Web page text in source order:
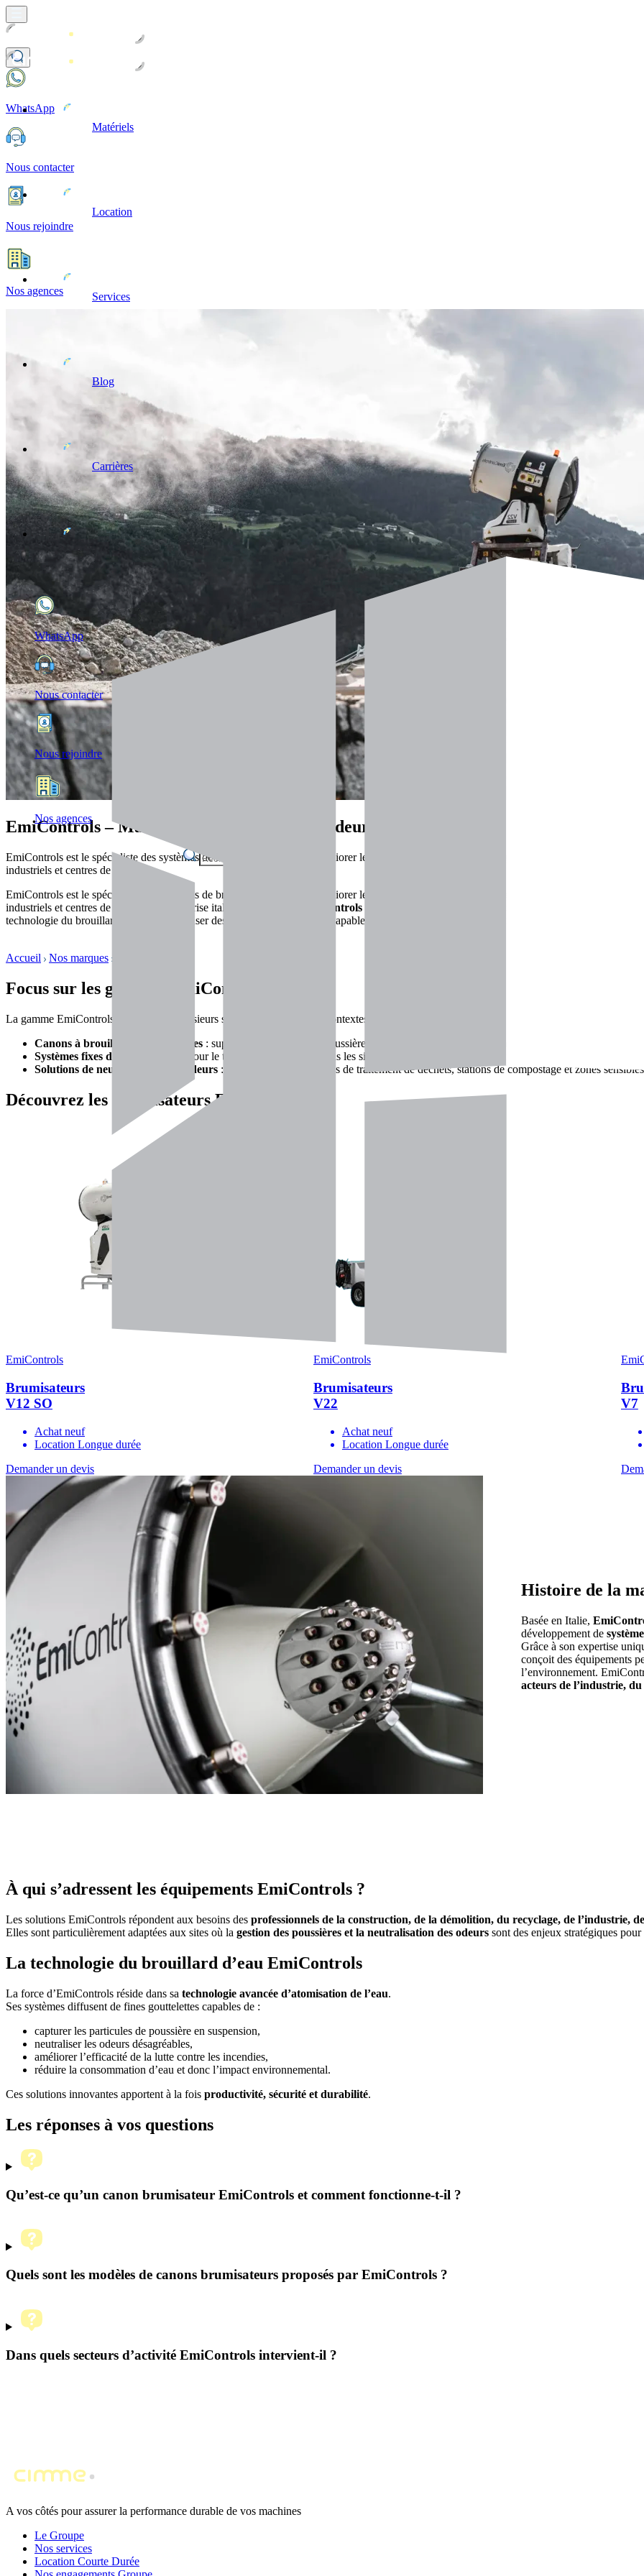
Matériels
Location
Services
Blog
Carrières
WhatsApp
Nous contacter
Nous rejoindre
Nos agences
WhatsApp
Nous contacter
Nous rejoindre
Nos agences
EmiControls – Maîtriser la poussière et les odeurs
EmiControls est le spécialiste des systèmes de brouillard d’eau pour améliorer les conditions de travail et protéger l’environnement. Ses
industriels et centres de recyclage
EmiControls est le spécialiste des systèmes de brouillard d’eau pour améliorer les conditions de travail et protéger l’environnement. Ses
industriels et centres de recyclage. Entreprise italienne reconnue,
EmiControls
technologie du brouillard d’eau pour diffuser des gouttelettes ultrafines, capables de
Accueil Nos marques
Focus sur les gammes EmiControls
La gamme EmiControls se décline en plusieurs solutions adaptées aux contextes les plus exigeants :
Canons à brouillard d’eau mobiles : suppression efficace des poussières sur chantiers, carrières ou zones de démolition.
Systèmes fixes de nébulisation
: pour le traitement en continu dans les sites industriels et les centres de tri.
Solutions de neutralisation des odeurs : adaptées aux plateformes de traitement de déchets, stations de compostage et zones
Découvrez les brumisateurs EmiControls
EmiControls
Brumisateurs
V12 SO
Achat neuf
Location Longue durée
Demander un devis
EmiControls
Brumisateurs
V22
Achat neuf
Location Longue durée
Demander un devis
V7
Histoire de la
Basée en Italie,
développement de
Grâce à son expertise
conçoit des équipements
l’environnement.
acteurs de l’industrie,
À qui s’adressent les équipements EmiControls ?
Les solutions EmiControls répondent aux besoins des professionnels de la construction, de la démolition, du recyclage, de l’industrie,
Elles sont particulièrement adaptées aux sites où la gestion des poussières et la neutralisation des odeurs sont des enjeux stratégiques
La technologie du brouillard d’eau EmiControls
La force d’EmiControls réside dans sa technologie avancée d’atomisation de l’eau.
Ses systèmes diffusent de fines gouttelettes capables de :
capturer les particules de poussière en suspension,
neutraliser les odeurs désagréables,
améliorer l’efficacité de la lutte contre les incendies,
réduire la consommation d’eau et donc l’impact environnemental.
Ces solutions innovantes apportent à la fois productivité, sécurité et durabilité.
Les réponses à vos questions
Qu’est-ce qu’un canon brumisateur EmiControls et comment fonctionne-t-il ?
Quels sont les modèles de canons brumisateurs proposés par EmiControls ?
Dans quels secteurs d’activité EmiControls intervient-il ?
A vos côtés pour assurer la performance durable de vos machines
Le Groupe
Nos services
Location Courte Durée